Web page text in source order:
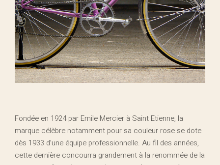
Fondée en 1924 par Emile Mercier à Saint Etienne, la
marque célèbre notamment pour sa couleur rose se dote
dès 1933 d’une équipe professionnelle. Au fil des années,
cette dernière concourra grandement à la renommée de la